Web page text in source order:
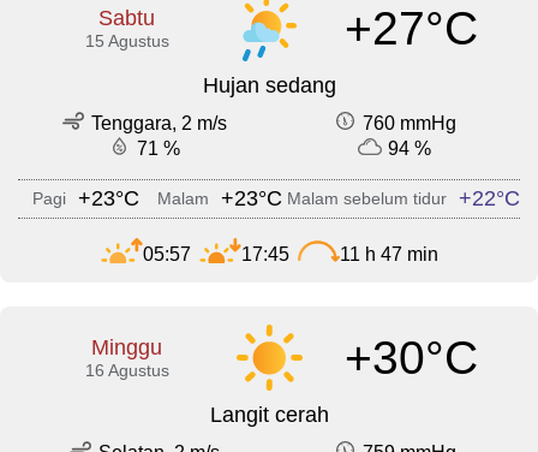
Sabtu
15 Agustus +27°C
Hujan sedang
Tenggara, 2 m/s
760 mmHg
71 %
94 %
Pagi +23°C Malam +23°C Malam sebelum tidur +22°C
05:57 17:45 11 h 47 min
Minggu
16 Agustus +30°C
Langit cerah